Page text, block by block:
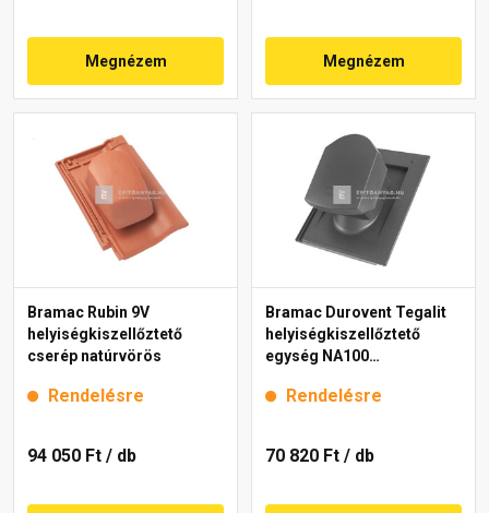
Megnézem Megnézem
Bramac Rubin 9V
helyiségkiszellőztető
cserép natúrvörös
Rendelésre
94 050 Ft / db
Bramac Durovent Tegalit
helyiségkiszellőztető
egység NA100
Rendelésre
70 820 Ft / db